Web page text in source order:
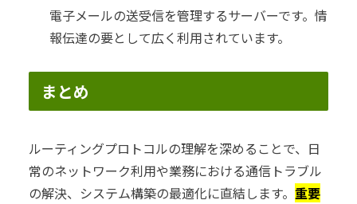
電子メールの送受信を管理するサーバーです。情
報伝達の要として広く利用されています。
まとめ
ルーティングプロトコルの理解を深めることで、日
常のネットワーク利用や業務における通信トラブル
の解決、システム構築の最適化に直結します。 重要